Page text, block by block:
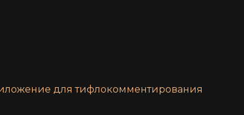
для тифлокомментирования